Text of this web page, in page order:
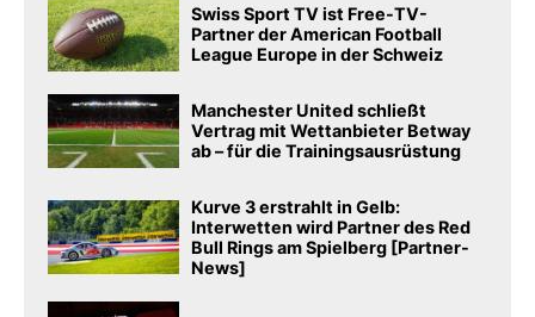
Swiss Sport TV ist Free-TV-
Partner der American Football
League Europe in der Schweiz
Manchester United schließt
Vertrag mit Wettanbieter Betway
ab – für die Trainingsausrüstung
Kurve 3 erstrahlt in Gelb:
Interwetten wird Partner des Red
Bull Rings am Spielberg [Partner-
News]